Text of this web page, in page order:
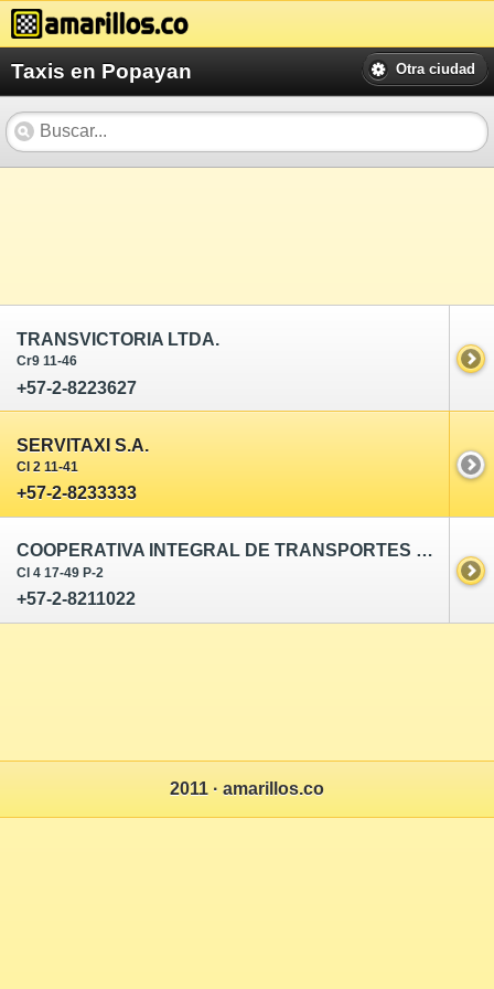
Taxis en Popayan Otra ciudad
TRANSVICTORIA LTDA.
Cr9 11-46
+57-2-8223627
SERVITAXI S.A.
Cl 2 11-41
+57-2-8233333
COOPERATIVA INTEGRAL DE TRANSPORTES RÁPIDO TAMBO
Cl 4 17-49 P-2
+57-2-8211022
2011 · amarillos.co